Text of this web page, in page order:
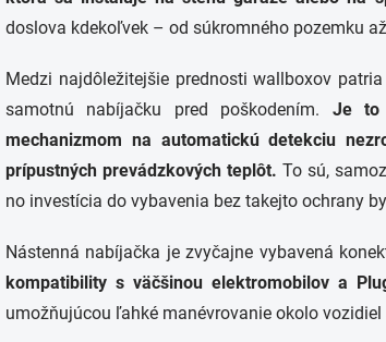
doslova kdekoľvek – od súkromného pozemku
Medzi najdôležitejšie prednosti wallboxov
samotnú nabíjačku pred poškodením. Je to
mechanizmom na automatickú detekciu
prípustných prevádzkových teplôt. To sú,
no investícia do vybavenia bez takejto ochrany
Nástenná nabíjačka je zvyčajne vybavená
kompatibility s väčšinou elektromobilov a
umožňujúcou ľahké manévrovanie okolo